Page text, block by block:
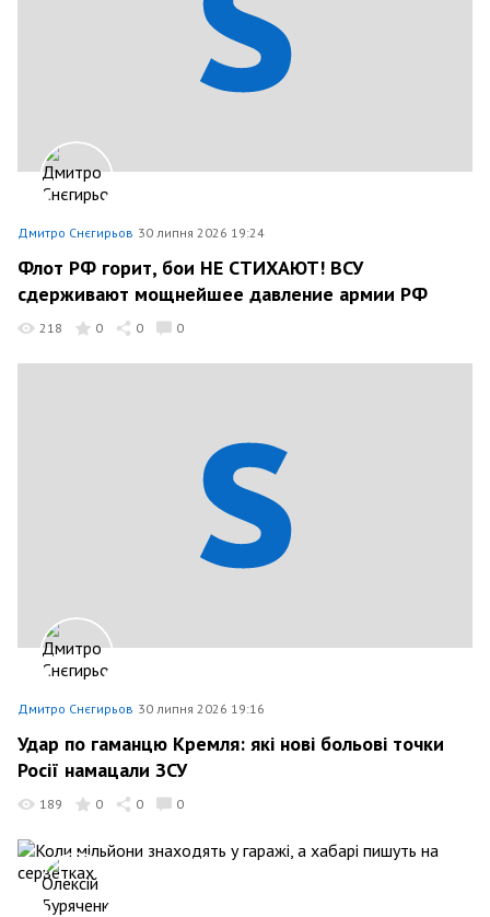
Дмитро Снєгирьов 30 липня 2026 19:24
Флот РФ горит, бои НЕ СТИХАЮТ! ВСУ
сдерживают мощнейшее давление армии РФ
218 0 0 0
Дмитро Снєгирьов 30 липня 2026 19:16
Удар по гаманцю Кремля: які нові больові точки
Росії намацали ЗСУ
189 0 0 0